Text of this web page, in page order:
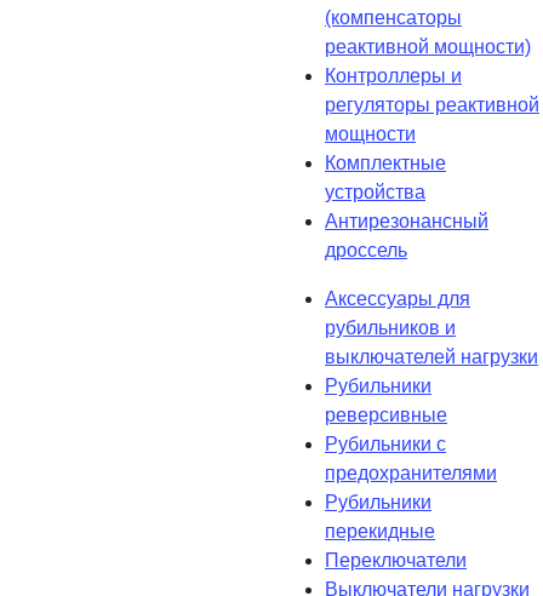
(компенсаторы
реактивной мощности)
Контроллеры и
регуляторы реактивной
мощности
Комплектные
устройства
Антирезонансный
дроссель
Аксессуары для
рубильников и
выключателей нагрузки
Рубильники
реверсивные
Рубильники с
предохранителями
Рубильники
перекидные
Переключатели
Выключатели нагрузки